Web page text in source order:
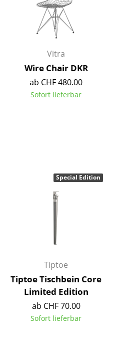
Tischleuchten
Schreibtischleuchten
Bodenleuchten
Wandleuchten
Doppelbetten
Einzelbetten
Stapelbetten
Nachttische & Bettzubehör
... alle Betten
Accessoires
Vitra
Wire Chair DKR
ab CHF 480.00
Sofort lieferbar
Tiptoe
Tiptoe Tischbein Core
Limited Edition
ab CHF 70.00
Sofort lieferbar
Special Edition